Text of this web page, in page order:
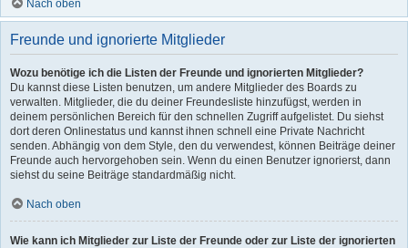
Nach oben
Freunde und ignorierte Mitglieder
Wozu benötige ich die Listen der Freunde und ignorierten Mitglieder?
Du kannst diese Listen benutzen, um andere Mitglieder des Boards zu
verwalten. Mitglieder, die du deiner Freundesliste hinzufügst, werden in
deinem persönlichen Bereich für den schnellen Zugriff aufgelistet. Du siehst
dort deren Onlinestatus und kannst ihnen schnell eine Private Nachricht
senden. Abhängig von dem Style, den du verwendest, können Beiträge deiner
Freunde auch hervorgehoben sein. Wenn du einen Benutzer ignorierst, dann
siehst du seine Beiträge standardmäßig nicht.
Nach oben
Wie kann ich Mitglieder zur Liste der Freunde oder zur Liste der ignorierten